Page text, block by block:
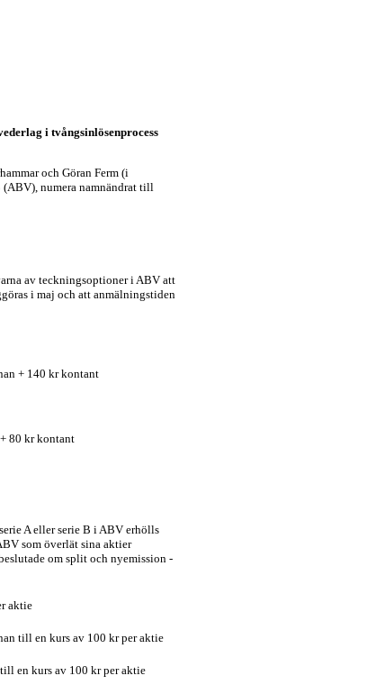
i tvångsinlösenprocess
och Göran Ferm (i
numera namnändrat till
av teckningsoptioner i ABV att
i maj och att anmälningstiden
+ 140 kr kontant
80 kr kontant
A eller serie B i ABV erhölls
som överlät sina aktier
om split och nyemission -
aktie
till en kurs av 100 kr per aktie
en kurs av 100 kr per aktie